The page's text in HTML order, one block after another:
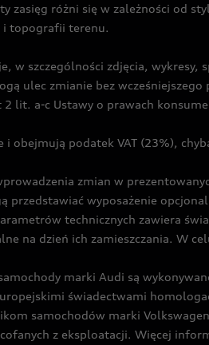
zasięg różni się w zależności od
i topografii terenu.
w szczególności zdjęcia,
ulec zmianie bez
lit. a-c Ustawy o prawach
obejmują podatek VAT (23%),
zmian w
przedstawiać wyposażenie
technicznych zawiera
na dzień ich zamieszczania. W
marki Audi są
świadectwami
samochodów marki
z eksploatacji. Więcej